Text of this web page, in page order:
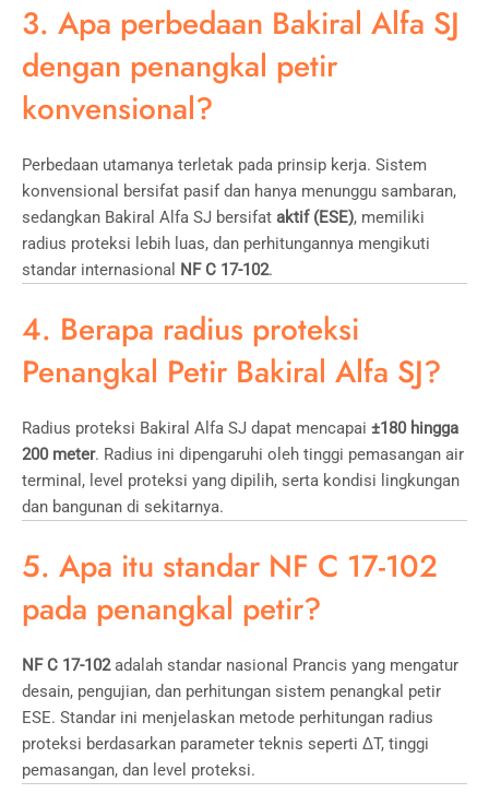
3. Apa perbedaan Bakiral Alfa SJ
dengan penangkal petir
konvensional?
Perbedaan utamanya terletak pada prinsip kerja. Sistem
konvensional bersifat pasif dan hanya menunggu sambaran,
sedangkan Bakiral Alfa SJ bersifat aktif (ESE), memiliki
radius proteksi lebih luas, dan perhitungannya mengikuti
standar internasional NF C 17-102.
4. Berapa radius proteksi
Penangkal Petir Bakiral Alfa SJ?
Radius proteksi Bakiral Alfa SJ dapat mencapai ±180 hingga
200 meter. Radius ini dipengaruhi oleh tinggi pemasangan air
terminal, level proteksi yang dipilih, serta kondisi lingkungan
dan bangunan di sekitarnya.
5. Apa itu standar NF C 17-102
pada penangkal petir?
NF C 17-102adalah standar nasional Prancis yang mengatur
desain, pengujian, dan perhitungan sistem penangkal petir
ESE. Standar ini menjelaskan metode perhitungan radius
proteksi berdasarkan parameter teknis seperti ΔT, tinggi
pemasangan, dan level proteksi.